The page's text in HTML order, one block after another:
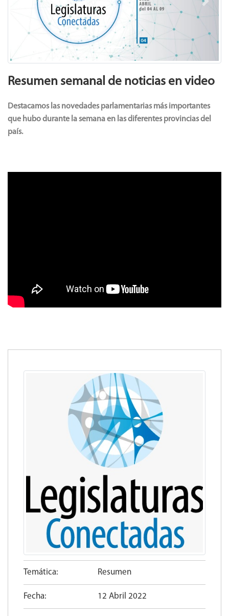
Previous Next
Resumen semanal de noticias en video
Destacamos las novedades parlamentarias más importantes
que hubo durante la semana en las diferentes provincias del
país.
Temática: Resumen
Fecha: 12 Abril 2022